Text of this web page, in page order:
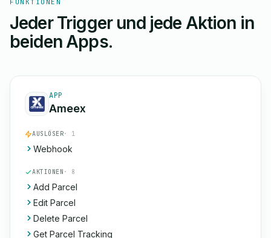
FUNKTIONEN
Jeder Trigger und jede Aktion in
beiden Apps.
APP
Ameex
AUSLÖSER· 1
Webhook
AKTIONEN · 8
Add Parcel
Edit Parcel
Delete Parcel
Get Parcel Tracking